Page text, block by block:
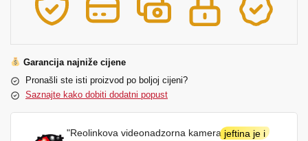
Garancija najniže cijene
Pronašli ste isti proizvod po boljoj cijeni?
Saznajte kako dobiti dodatni popust
"Reolinkova videonadzorna kamerajeftina je i